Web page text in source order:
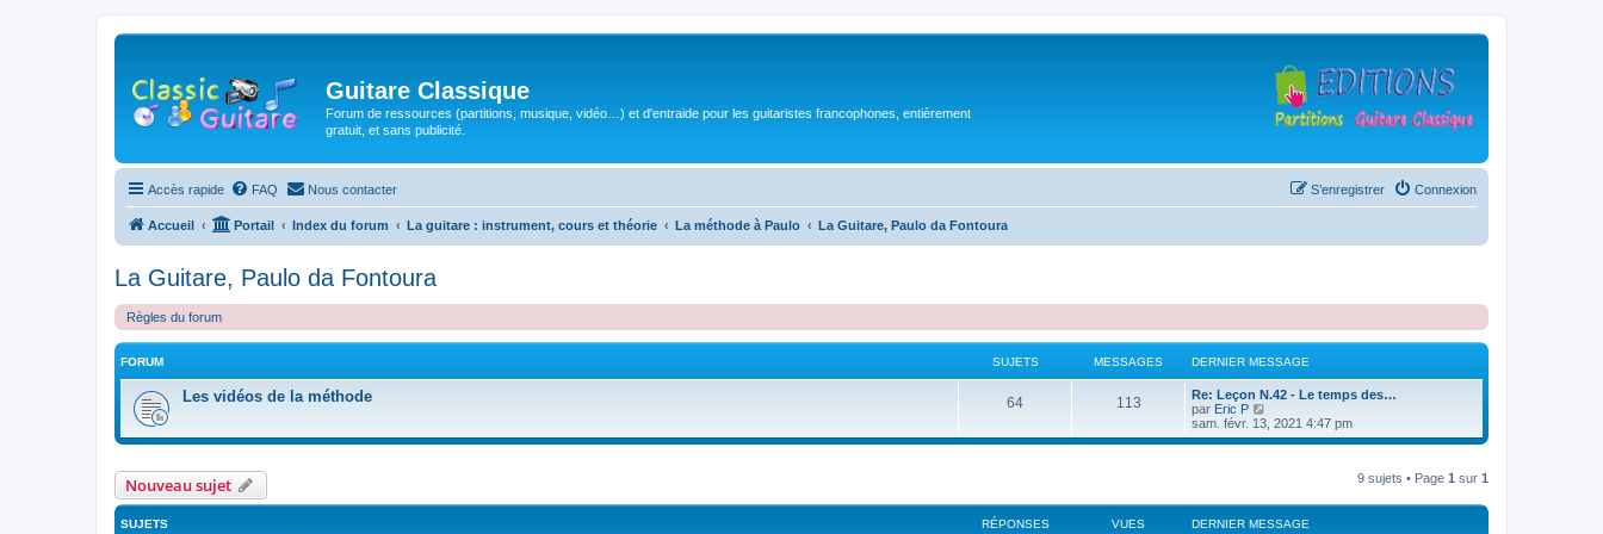
Guitare Classique
Forum de ressources (partitions, musique, vidéo…) et d'entraide pour les guitaristes francophones, entièrement
gratuit, et sans publicité.
Accès rapide FAQ Nous contacter Connexion
S’enregistrer
Accueil Portail Index du forum La guitare : instrument, cours et théorie La méthode à Paulo La Guitare, Paulo da Fontoura
La Guitare, Paulo da Fontoura
Règles du forum
FORUM SUJETS MESSAGES DERNIER MESSAGE
Les vidéos de la méthode 64S
t
113M
a
D
e
r
n
e
s
Re: Leçon N.42 - Le temps des…
par Eric P
o
i
e
r
sam. févr. 13, 2021 4:47 pm
Nouveau sujet 9 sujets • Page 1 sur 1
SUJETS RÉPONSES VUES DERNIER MESSAGE